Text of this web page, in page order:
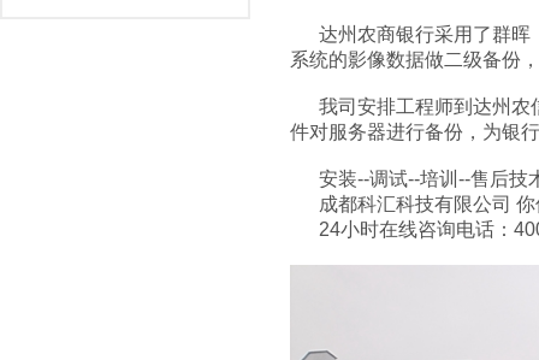
达州农商银行采用了群晖
系统的影像数据做二级备份
我司安排工程师到达州农
件对服务器进行备份，为银
安装--调试--培训--售后技
成都科汇科技有限公司 你
24小时在线咨询电话：